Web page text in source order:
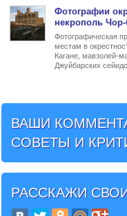
Фотографии
некрополь Чор-
Фотографическая
местам в
Кагане, мавзолей-
Джуйбарских
ВАШИ
СОВЕТЫ И
РАССКАЖИ